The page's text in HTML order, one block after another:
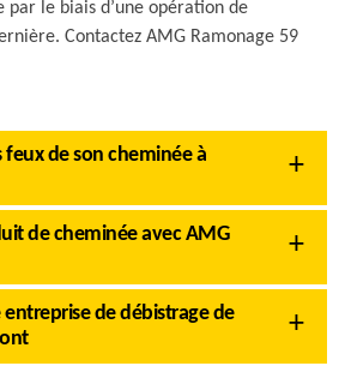
par le biais d’une opération de
Contactez AMG Ramonage 59
feux de son cheminée à
de cheminée avec AMG
entreprise de débistrage de